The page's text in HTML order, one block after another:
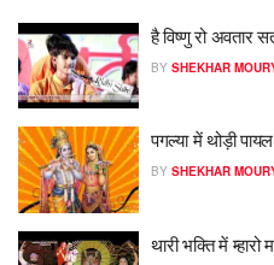
है विष्णु रो अवतार
BY SHEKHAR
पगल्या में थोड़ी
BY SHEKHAR
थारी भक्ति में म्हारो